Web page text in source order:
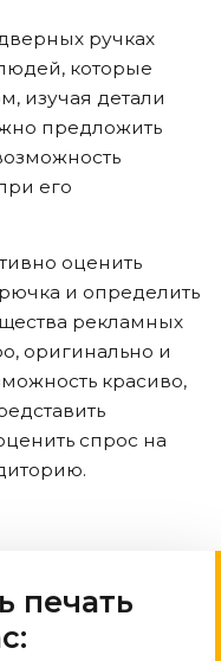
ручках
которые
изучая детали
предложить
его
оценить
и определить
рекламных
оригинально и
красиво,
спрос на
печать